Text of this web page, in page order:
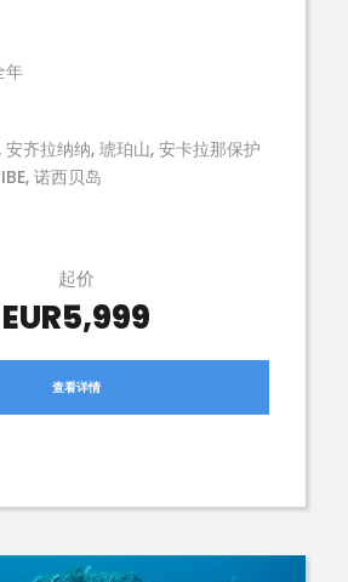
年
齐拉纳纳, 琥珀山, 安卡拉那保护
诺西贝岛
起价
EUR5,999
查看详情